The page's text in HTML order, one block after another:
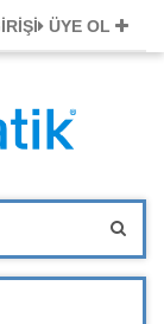
ÜYE OL